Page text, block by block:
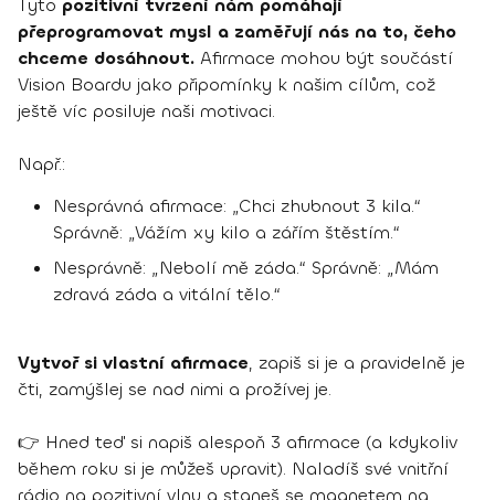
přeprogramovat mysl a zaměřují nás na to, čeho
chceme dosáhnout. Afirmace mohou být součástí
Vision Boardu jako připomínky k našim cílům, což
ještě víc posiluje naši motivaci.
Např.:
Nesprávná afirmace: „Chci zhubnout 3 kila.“
Správně: „Vážím xy kilo a zářím štěstím.“
Nesprávně: „Nebolí mě záda.“ Správně: „Mám
zdravá záda a vitální tělo.“
Vytvoř si vlastní afirmace, zapiš si je a pravidelně je
čti, zamýšlej se nad nimi a prožívej je.
👉 Hned teď si napiš alespoň 3 afirmace (a kdykoliv
během roku si je můžeš upravit). Naladíš své vnitřní
rádio na pozitivní vlnu a staneš se magnetem na